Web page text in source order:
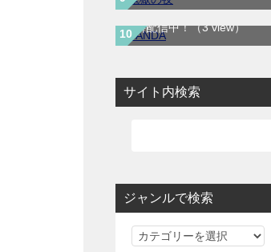
SANDA｜最新刊第3巻！マ
無料配信中！（3 view）
サイト内検索
ジャンルで検索
ジ